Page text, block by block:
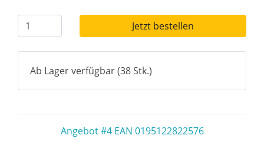
Jetzt bestellen
Ab Lager verfügbar (38 Stk.)
Angebot #4 EAN 0195122822576